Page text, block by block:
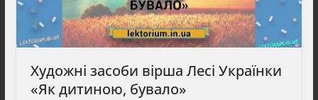
Художні засоби вірша Лесі Українки
«Як дитиною, бувало»